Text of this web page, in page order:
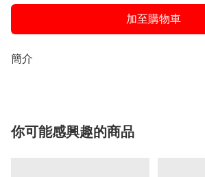
加至購物車
簡介
你可能感興趣的商品